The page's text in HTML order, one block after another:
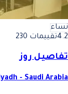
نساء
4.2تقييمات 230
تفاصيل روز
- Saudi Arabia